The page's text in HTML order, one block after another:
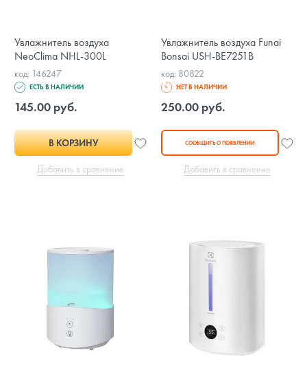
Увлажнитель воздуха
NeoClima NHL-300L
код: 146247
ЕСТЬ В НАЛИЧИИ
145.00 руб.
В КОРЗИНУ
Добавить в сравнение
Увлажнитель воздуха Funai
Bonsai USH-BE7251B
код: 80822
НЕТ В НАЛИЧИИ
250.00 руб.
СООБЩИТЬ О ПОЯВЛЕНИИ
Добавить в сравнение